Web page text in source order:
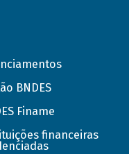
BNDES
Finame
financeiras